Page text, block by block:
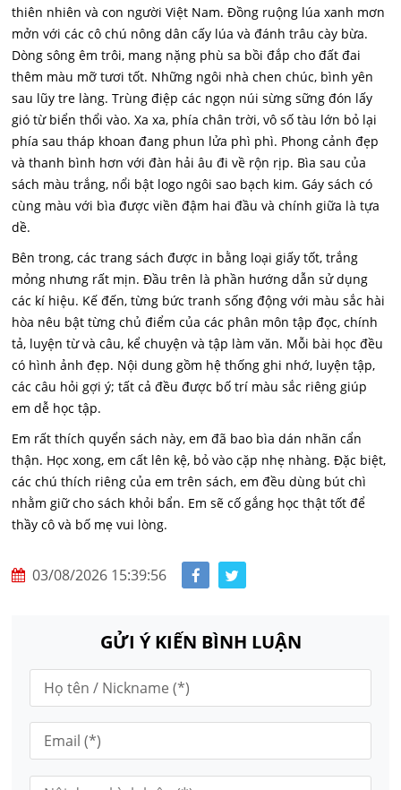
thiên nhiên và con người Việt Nam. Đồng ruộng lúa xanh mơn
mởn với các cô chú nông dân cấy lúa và đánh trâu cày bừa.
Dòng sông êm trôi, mang nặng phù sa bồi đắp cho đất đai
thêm màu mỡ tươi tốt. Những ngôi nhà chen chúc, bình yên
sau lũy tre làng. Trùng điệp các ngọn núi sừng sững đón lấy
gió từ biển thổi vào. Xa xa, phía chân trời, vô số tàu lớn bỏ lại
phía sau tháp khoan đang phun lửa phì phì. Phong cảnh đẹp
và thanh bình hơn với đàn hải âu đi về rộn rịp. Bìa sau của
sách màu trắng, nổi bật logo ngôi sao bạch kim. Gáy sách có
cùng màu với bìa được viền đậm hai đầu và chính giữa là tựa
dề.
Bên trong, các trang sách được in bằng loại giấy tốt, trắng
mỏng nhưng rất mịn. Đầu trên là phần hướng dẫn sử dụng
các kí hiệu. Kế đến, từng bức tranh sống động với màu sắc hài
hòa nêu bật từng chủ điểm của các phân môn tập đọc, chính
tả, luyện từ và câu, kể chuyện và tập làm văn. Mỗi bài học đều
có hình ảnh đẹp. Nội dung gồm hệ thống ghi nhớ, luyện tập,
các câu hỏi gợi ý; tất cả đều được bố trí màu sắc riêng giúp
em dễ học tập.
Em rất thích quyển sách này, em đã bao bìa dán nhãn cẩn
thận. Học xong, em cất lên kệ, bỏ vào cặp nhẹ nhàng. Đặc biệt,
các chú thích riêng của em trên sách, em đều dùng bút chì
nhằm giữ cho sách khỏi bẩn. Em sẽ cố gắng học thật tốt để
thầy cô và bố mẹ vui lòng.
03/08/2026 15:39:56
GỬI Ý KIẾN BÌNH LUẬN